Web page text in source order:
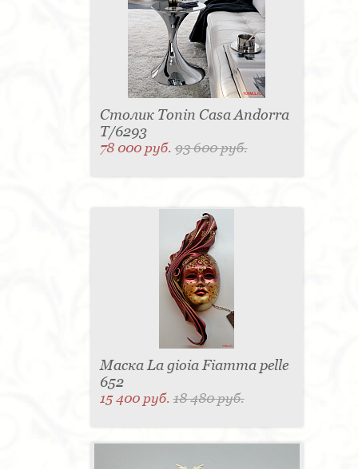
Столик Tonin Casa Andorra
T/6293
78 000 руб.93 600 руб.
Маска La gioia Fiamma pelle
652
15 400 руб.18 480 руб.